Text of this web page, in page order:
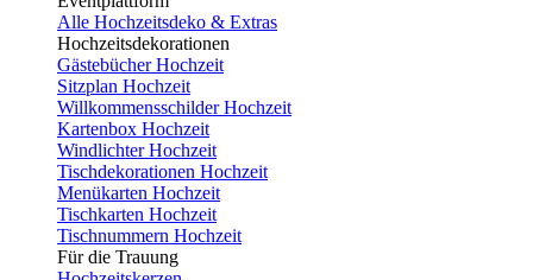
Alle Hochzeitsdeko & Extras
Hochzeitsdekorationen
Gästebücher Hochzeit
Sitzplan Hochzeit
Willkommensschilder Hochzeit
Kartenbox Hochzeit
Windlichter Hochzeit
Tischdekorationen Hochzeit
Menükarten Hochzeit
Tischkarten Hochzeit
Tischnummern Hochzeit
Für die Trauung